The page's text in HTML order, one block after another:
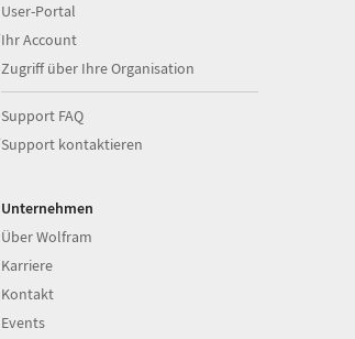
User-Portal
Ihr Account
Zugriff über Ihre Organisation
Support FAQ
Support kontaktieren
Unternehmen
Über Wolfram
Karriere
Kontakt
Events